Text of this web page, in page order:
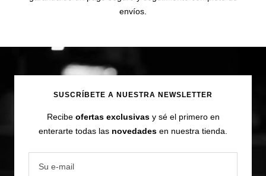
envíos.
SUSCRÍBETE A NUESTRA NEWSLETTER
Recibe ofertas exclusivasy sé el primero en
enterarte todas las novedades en nuestra tienda.
Su e-mail